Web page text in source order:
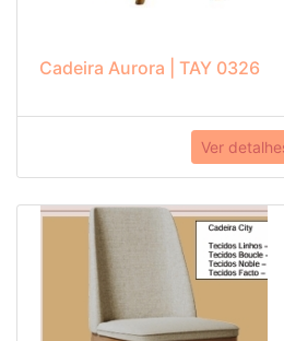
Cadeira Aurora | TAY 0326
Ver